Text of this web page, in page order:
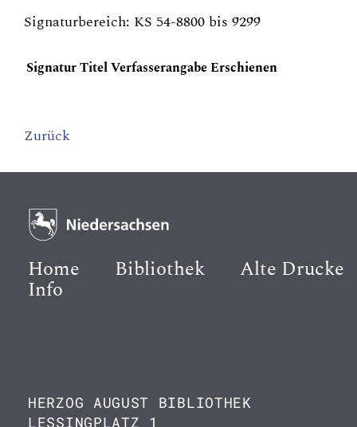
Signaturbereich: KS 54-8800 bis 9299
SignaturTitelVerfasserangabeErschienen
Zurück
Home Bibliothek Alte Drucke
Info
HERZOG AUGUST BIBLIOTHEK
LESSINGPLATZ 1